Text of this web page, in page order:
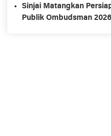
Sinjai Matangkan
Publik Ombudsman 2026